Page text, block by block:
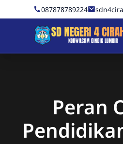
Skip to Content087878789224
Sekolah
Peran